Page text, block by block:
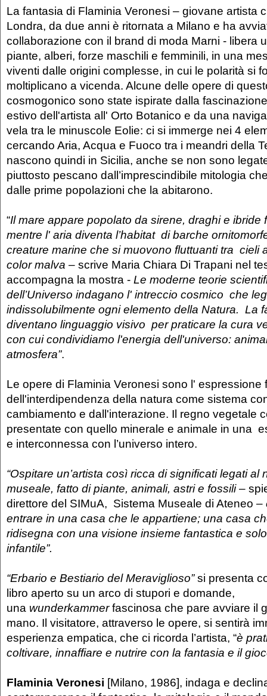
La fantasia di Flaminia Veronesi – giovane artista
Londra, da due anni è ritornata a Milano e ha
collaborazione con il brand di moda Marni - libera
piante, alberi, forze maschili e femminili, in una
viventi dalle origini complesse, in cui le polarità si
moltiplicano a vicenda. Alcune delle opere di
cosmogonico sono state ispirate dalla
estivo dell'artista all' Orto Botanico e da una
vela tra le minuscole Eolie: ci si immerge nei 4
cercando Aria, Acqua e Fuoco tra i meandri della
nascono quindi in Sicilia, anche se non sono
piuttosto pescano dall’imprescindibile mitologia
dalle prime popolazioni che la abitarono.
“Il mare appare popolato da sirene, draghi e ibride
mentre l' aria diventa l’habitat di barche
creature marine che si muovono fluttuanti tra cieli
color malva – scrive Maria Chiara Di Trapani nel
accompagna la mostra - Le moderne teorie
dell’Universo indagano l' intreccio cosmico che
indissolubilmente ogni elemento della Natura. La
diventano linguaggio visivo per praticare la cura
con cui condividiamo l'energia dell'universo:
atmosfera”.
Le opere di Flaminia Veronesi sono l' espressione
dell'interdipendenza della natura come sistema
cambiamento e dall'interazione. Il regno vegetale
presentate con quello minerale e animale in una
e interconnessa con l’universo intero.
“Ospitare un’artista così ricca di significati legati al
museale, fatto di piante, animali, astri e fossili–
direttore del SIMuA, Sistema Museale di Ateneo –
entrare in una casa che le appartiene; una casa
ridisegna con una visione insieme fantastica e
infantile”.
“Erbario e Bestiario del Meraviglioso”si presenta
libro aperto su un arco di stupori e domande,
una wunderkammerfascinosa che pare avviare il
mano. Il visitatore, attraverso le opere, si sentirà
esperienza empatica, che ci ricorda l’artista, “è
coltivare, innaffiare e nutrire con la fantasia e il
Flaminia Veronesi [Milano, 1986], indaga e